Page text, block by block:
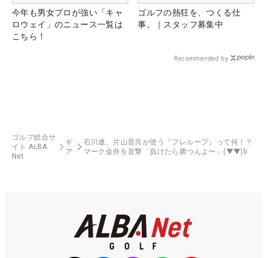
今年も男女プロが強い「キャ
ロウェイ」のニュース一覧は
こちら！
ゴルフの熱狂を、つくる仕
事。｜スタッフ募集中
Recommended by
ゴルフ総合サ
イト ALBA
Net
ギ
ア
石川遼、片山晋呉が使う『フレループ』って何！？
マーク金井を直撃「負けたら勝つんよ〜」(▼▼)b